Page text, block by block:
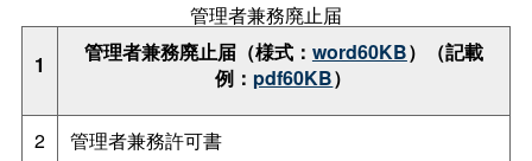
管理者兼務廃止届
1
管理者兼務廃止届（様式： word60KB）（記載
例： pdf60KB）
2 管理者兼務許可書